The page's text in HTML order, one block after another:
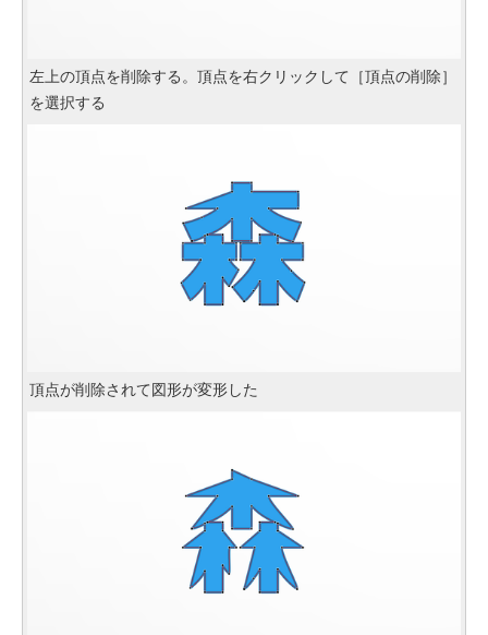
左上の頂点を削除する。頂点を右クリックして［頂点の削除］
を選択する
頂点が削除されて図形が変形した